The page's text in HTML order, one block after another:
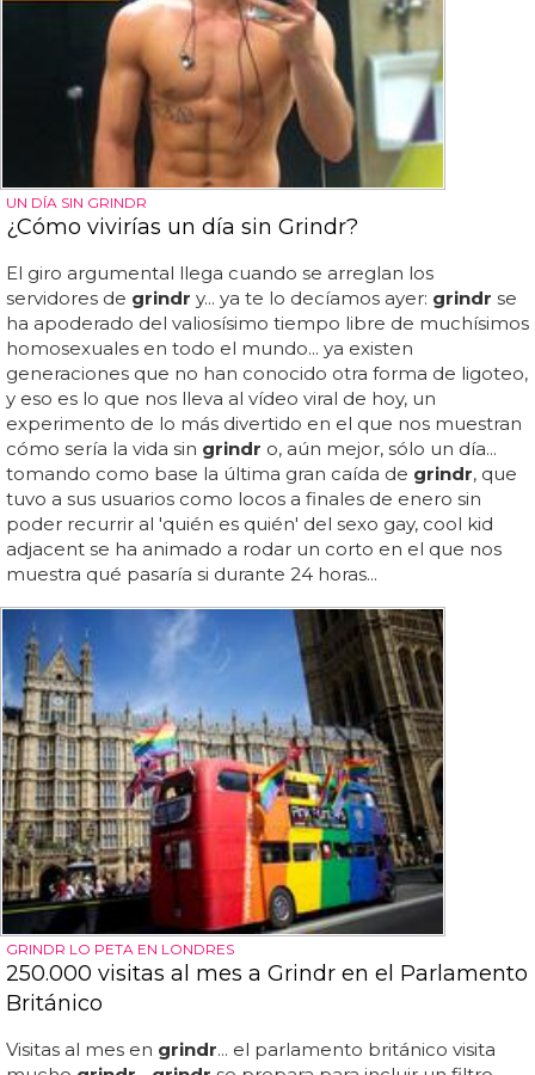
UN DÍA SIN GRINDR
¿Cómo vivirías un día sin Grindr?
El giro argumental llega cuando se arreglan los
servidores de grindr y... ya te lo decíamos ayer: grindr se
ha apoderado del valiosísimo tiempo libre de muchísimos
homosexuales en todo el mundo... ya existen
generaciones que no han conocido otra forma de ligoteo,
y eso es lo que nos lleva al vídeo viral de hoy, un
experimento de lo más divertido en el que nos muestran
cómo sería la vida sin grindr o, aún mejor, sólo un día...
tomando como base la última gran caída de grindr, que
tuvo a sus usuarios como locos a finales de enero sin
poder recurrir al 'quién es quién' del sexo gay, cool kid
adjacent se ha animado a rodar un corto en el que nos
muestra qué pasaría si durante 24 horas...
GRINDR LO PETA EN LONDRES
250.000 visitas al mes a Grindr en el Parlamento
Británico
Visitas al mes en grindr... el parlamento británico visita